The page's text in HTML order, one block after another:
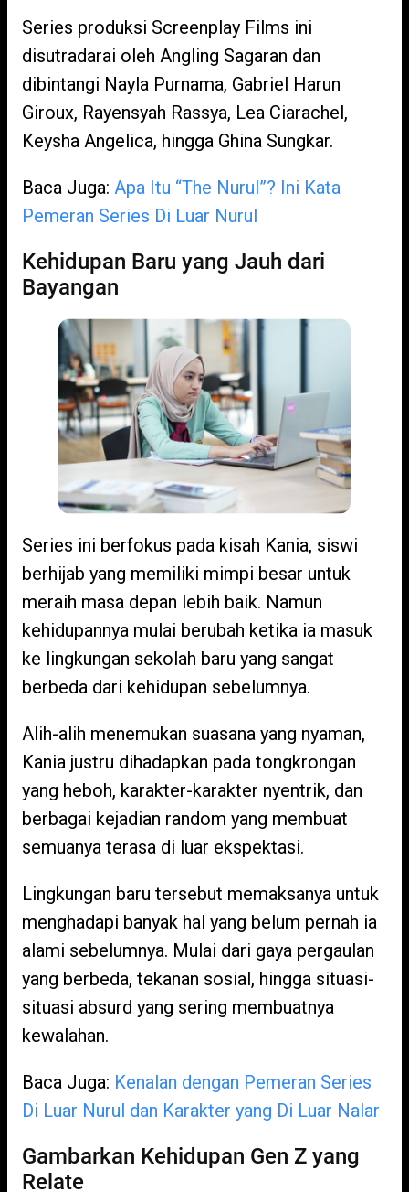
Series produksi Screenplay Films ini
disutradarai oleh Angling Sagaran dan
dibintangi Nayla Purnama, Gabriel Harun
Giroux, Rayensyah Rassya, Lea Ciarachel,
Keysha Angelica, hingga Ghina Sungkar.
Baca Juga: Apa Itu “The Nurul”? Ini Kata
Pemeran Series Di Luar Nurul
Kehidupan Baru yang Jauh dari
Bayangan
Series ini berfokus pada kisah Kania, siswi
berhijab yang memiliki mimpi besar untuk
meraih masa depan lebih baik. Namun
kehidupannya mulai berubah ketika ia masuk
ke lingkungan sekolah baru yang sangat
berbeda dari kehidupan sebelumnya.
Alih-alih menemukan suasana yang nyaman,
Kania justru dihadapkan pada tongkrongan
yang heboh, karakter-karakter nyentrik, dan
berbagai kejadian random yang membuat
semuanya terasa di luar ekspektasi.
Lingkungan baru tersebut memaksanya untuk
menghadapi banyak hal yang belum pernah ia
alami sebelumnya. Mulai dari gaya pergaulan
yang berbeda, tekanan sosial, hingga situasi-
situasi absurd yang sering membuatnya
kewalahan.
Baca Juga: Kenalan dengan Pemeran Series
Di Luar Nurul dan Karakter yang Di Luar Nalar
Gambarkan Kehidupan Gen Z yang
Relate